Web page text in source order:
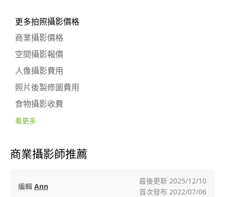
更多拍照攝影價格
商業攝影價格
空間攝影報價
人像攝影費用
照片後製修圖費用
食物攝影收費
看更多
商業攝影師推薦
編輯 Ann
最後更新 2025/12/10
首次發布 2022/07/06